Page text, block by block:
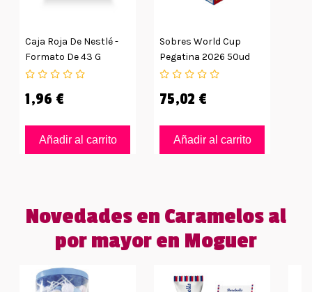
Caja Roja De Nestlé -
Formato De 43 G
1,96 €
Añadir al carrito
Sobres World Cup
Pegatina 2026 50ud
75,02 €
Añadir al carrito
Novedades en Caramelos al
por mayor en Moguer